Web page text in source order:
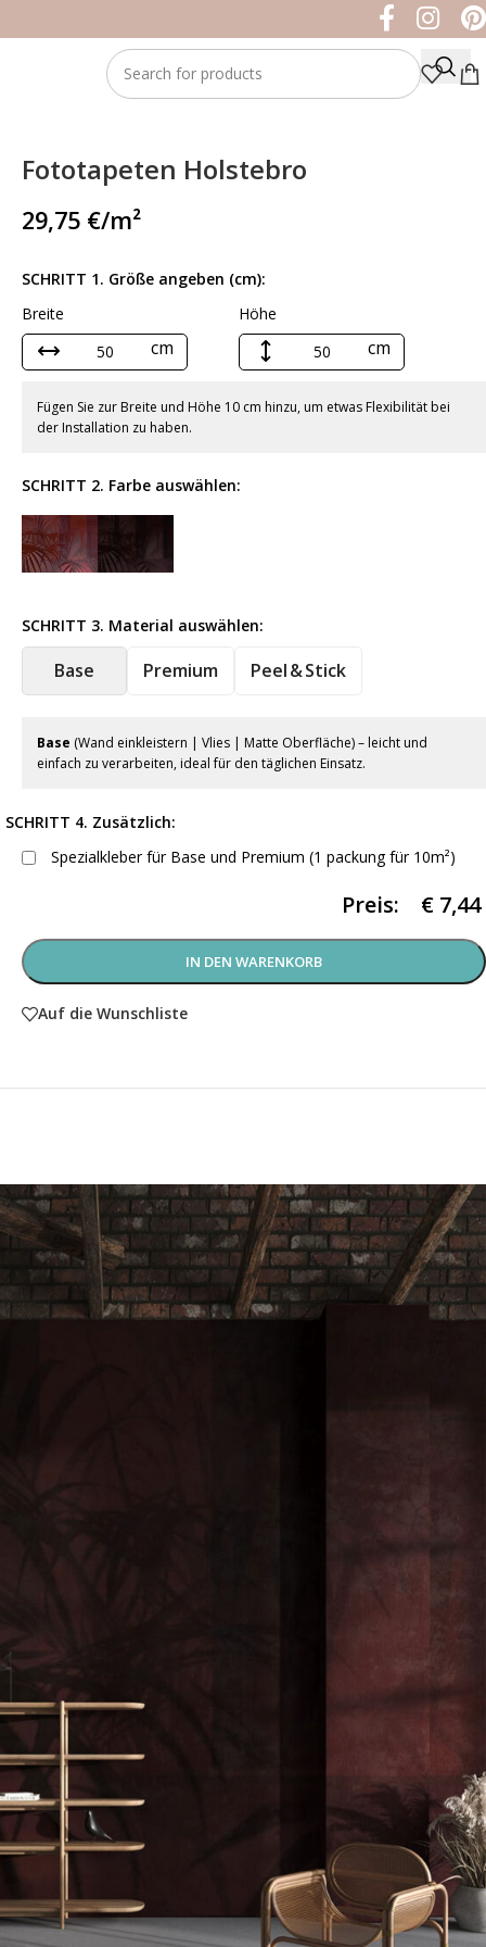
Fototapeten Holstebro
29,75 €/m²
SCHRITT 1. Größe angeben (cm):
Breite
cm
Höhe
cm
Fügen Sie zur Breite und Höhe 10 cm hinzu, um etwas Flexibilität bei
der Installation zu haben.
SCHRITT 2. Farbe auswählen:
SCHRITT 3. Material auswählen:
Base Premium Peel & Stick
Base (Wand einkleistern | Vlies | Matte Oberfläche) – leicht und
einfach zu verarbeiten, ideal für den täglichen Einsatz.
SCHRITT 4. Zusätzlich:
Spezialkleber für Base und Premium (1 packung für 10m²)
Preis: € 7,44
IN DEN WARENKORB
Auf die Wunschliste